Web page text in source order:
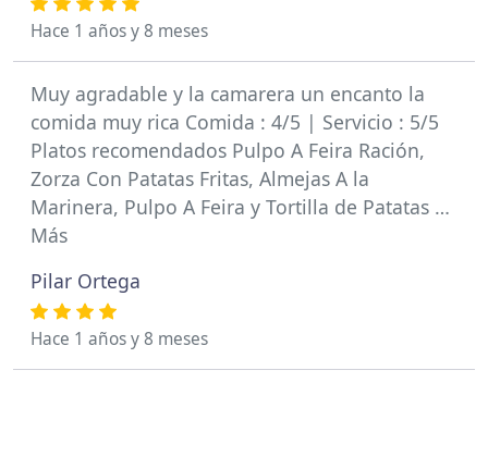
Hace 1 años y 8 meses
Muy agradable y la camarera un encanto la
comida muy rica Comida : 4/5 | Servicio : 5/5
Platos recomendados Pulpo A Feira Ración,
Zorza Con Patatas Fritas, Almejas A la
Marinera, Pulpo A Feira y Tortilla de Patatas …
Más
Pilar Ortega
Hace 1 años y 8 meses